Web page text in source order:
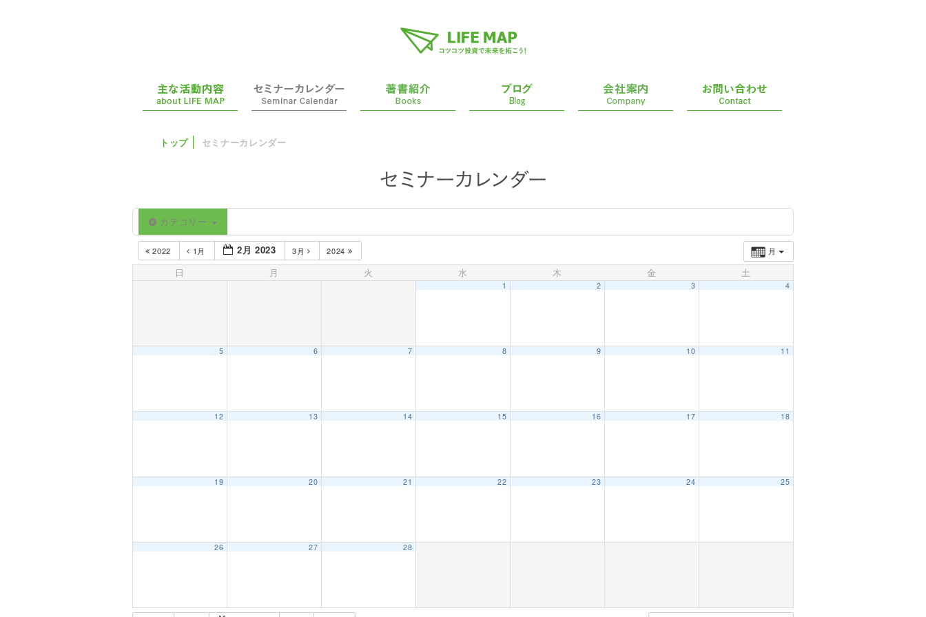
トップ セミナーカレンダー
カテゴリー
月
2022 1月 2月 2023 3月 2024
日 月 火 水 木 金 土
1 2 3 4
5 6 7 8 9 10 11
12 13 14 15 16 17 18
19 20 21 22 23 24 25
26 27 28